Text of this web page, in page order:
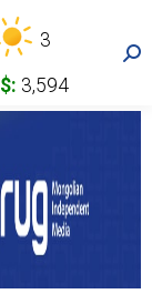
3
$: 3,594